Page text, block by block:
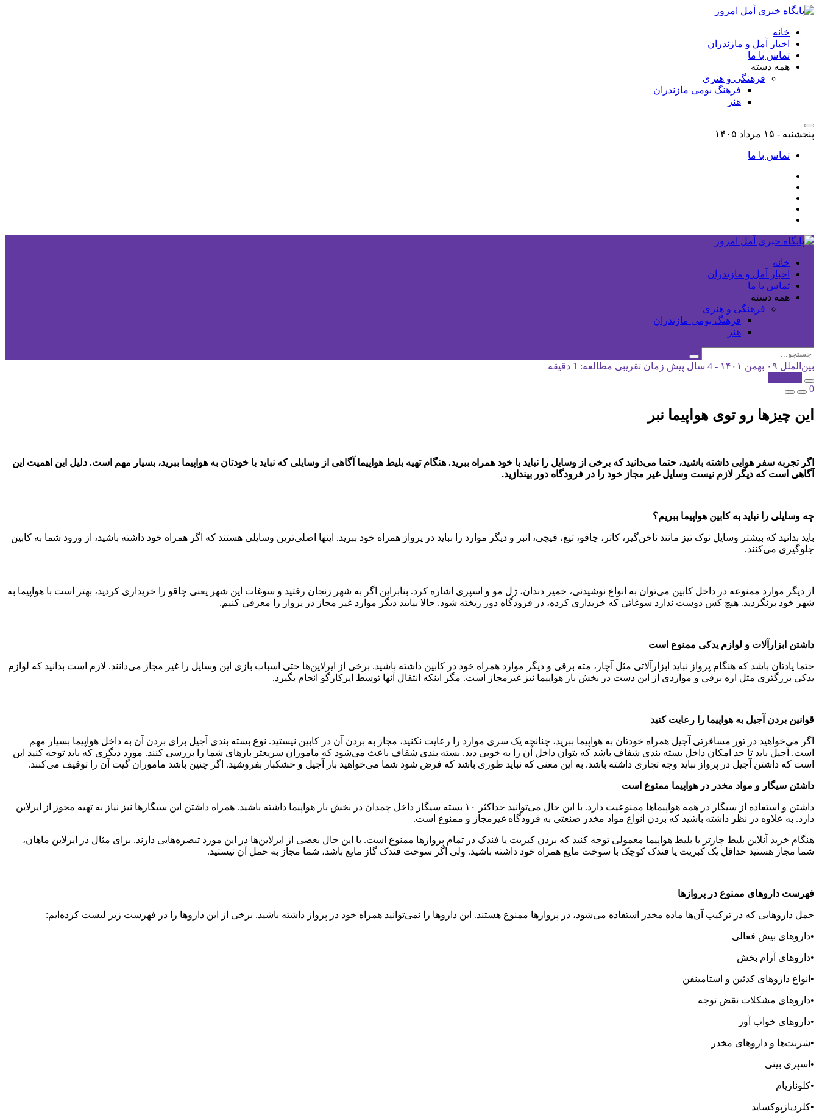
خانه
اخبار آمل و مازندران
تماس با ما
همه دسته
فرهنگی و هنری
فرهنگ بومی مازندران
هنر
پنجشنبه - ۱۵ مرداد ۱۴۰۵
تماس با ما
خانه
اخبار آمل و مازندران
تماس با ما
همه دسته
فرهنگی و هنری
فرهنگ بومی مازندران
هنر
بین‌الملل ۰۹ بهمن ۱۴۰۱ - 4 سال پیش
زمان تقریبی مطالعه: 1 دقیقه
0
این چیزها رو توی هواپیما نبر
اگر تجربه سفر هوایی داشته باشید، حتما می‌دانید که برخی از وسایل را نباید با خود همراه ببرید. هنگام تهیه بلیط هواپیما آگاهی از وسایلی که نباید با خودتان به هواپیما ببرید، بسیار مهم است. دلیل این اهمیت این
آگاهی است که دیگر لازم نیست وسایل غیر مجاز خود را در فرودگاه دور بیندازید.
چه وسایلی را نباید به کابین هواپیما ببریم؟
باید بدانید که بیشتر وسایل نوک تیز مانند ناخن‌گیر، کاتر، چاقو، تیغ، قیچی، انبر و دیگر موارد را نباید در پرواز همراه خود ببرید. اینها اصلی‌ترین وسایلی هستند که اگر همراه خود داشته باشید، از ورود شما به کابین
جلوگیری می‌کنند.
از دیگر موارد ممنوعه در داخل کابین می‌توان به انواع نوشیدنی، خمیر دندان، ژل مو و اسپری اشاره کرد. بنابراین اگر به شهر زنجان رفتید و سوغات این شهر یعنی چاقو را خریداری کردید، بهتر است با هواپیما به
شهر خود برنگردید. هیچ کس دوست ندارد سوغاتی که خریداری کرده، در فرودگاه دور ریخته شود. حالا بیایید دیگر موارد غیر مجاز در پرواز را معرفی کنیم.
داشتن ابزارآلات و لوازم یدکی ممنوع است
حتما یادتان باشد که هنگام پرواز نباید ابزارآلاتی مثل آچار، مته برقی و دیگر موارد همراه خود در کابین داشته باشید. برخی از ایرلاین‌ها حتی اسباب بازی این وسایل را غیر مجاز می‌دانند. لازم است بدانید که لوازم
یدکی بزرگتری مثل اره برقی و مواردی از این دست در بخش بار هواپیما نیز غیرمجاز است. مگر اینکه انتقال آنها توسط ایرکارگو انجام بگیرد.
قوانین بردن آجیل به هواپیما را رعایت کنید
اگر می‌خواهید در تور مسافرتی آجیل همراه خودتان به هواپیما ببرید، چنانچه یک سری موارد را رعایت نکنید، مجاز به بردن آن در کابین نیستید. نوع بسته بندی آجیل برای بردن آن به داخل هواپیما بسیار مهم
است. آجیل باید تا حد امکان داخل بسته بندی شفاف باشد که بتوان داخل آن را به خوبی دید. بسته بندی شفاف باعث می‌شود که ماموران سریعتر بارهای شما را بررسی کنند. مورد دیگری که باید توجه کنید این
است که داشتن آجیل در پرواز نباید وجه تجاری داشته باشد. به این معنی که نباید طوری باشد که فرض شود شما می‌خواهید بار آجیل و خشکبار بفروشید. اگر چنین باشد ماموران گیت آن را توقیف می‌کنند.
داشتن سیگار و مواد مخدر در هواپیما ممنوع است
داشتن و استفاده از سیگار در همه هواپیما‌ها ممنوعیت دارد. با این حال می‌توانید حداکثر ۱۰ بسته سیگار داخل چمدان در بخش بار هواپیما داشته باشید. همراه داشتن این سیگارها نیز نیاز به تهیه مجوز از ایرلاین
دارد. به علاوه در نظر داشته باشید که بردن انواع مواد مخدر صنعتی به فرودگاه غیرمجاز و ممنوع است.
هنگام خرید آنلاین بلیط چارتر یا بلیط هواپیما معمولی توجه کنید که بردن کبریت یا فندک در تمام پروازها ممنوع است. با این حال بعضی از ایرلاین‌ها در این مورد تبصره‌هایی دارند. برای مثال در ایرلاین ماهان،
شما مجاز هستید حداقل یک کبریت یا فندک کوچک با سوخت مایع همراه خود داشته باشید. ولی اگر سوخت فندک گاز مایع باشد، شما مجاز به حمل آن نیستید.
فهرست داروهای ممنوع در پروازها
حمل داروهایی که در ترکیب آن‌ها ماده مخدر استفاده می‌شود، در پروازها ممنوع هستند. این داروها را نمی‌توانید همراه خود در پرواز داشته باشید. برخی از این داروها را در فهرست زیر لیست کرده‌ایم:
•داروهای بیش فعالی
•داروهای آرام بخش
•انواع داروهای کدئین و استامینفن
•داروهای مشکلات نقض توجه
•داروهای خواب آور
•شربت‌ها و داروهای مخدر
•اسپری بینی
•کلونازپام
•کلردیازپوکساید